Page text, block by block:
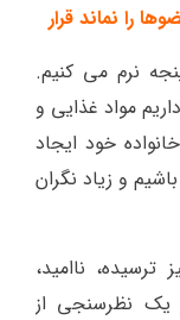
را نماند قرار
نرم می کنیم.
مواد غذایی و
خود ایجاد
و زیاد نگران
ناامید،
یک نظرسنجی از